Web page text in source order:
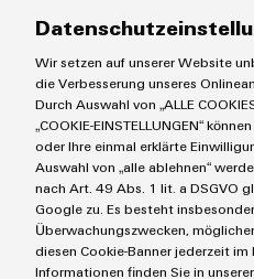
Stromversorgungen
AGB Impressum Einkaufs- /
Weidmüller GmbH & Co KG
Wir setzen auf unserer Website
die Verbesserung unseres
Durch Auswahl von „ALLE
„COOKIE-EINSTELLUNGEN“
oder Ihre einmal erklärte
Auswahl von „alle ablehnen“
nach Art. 49 Abs. 1 lit. a DSGVO
Google zu. Es besteht
Überwachungszwecken,
diesen Cookie-Banner jederzeit
Informationen finden Sie in